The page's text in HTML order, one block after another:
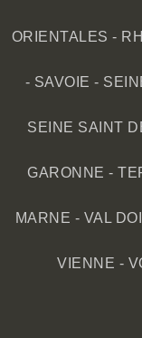
ORIENTALES -
- SAVOIE -
SEINE SAINT
GARONNE -
MARNE - VAL
VIENNE -